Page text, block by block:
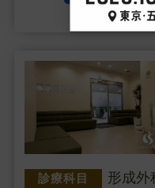
診療科目
形成外